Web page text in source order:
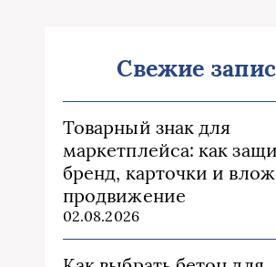
Свежие
Товарный знак для
маркетплейса: как
бренд, карточки и
продвижение
02.08.2026